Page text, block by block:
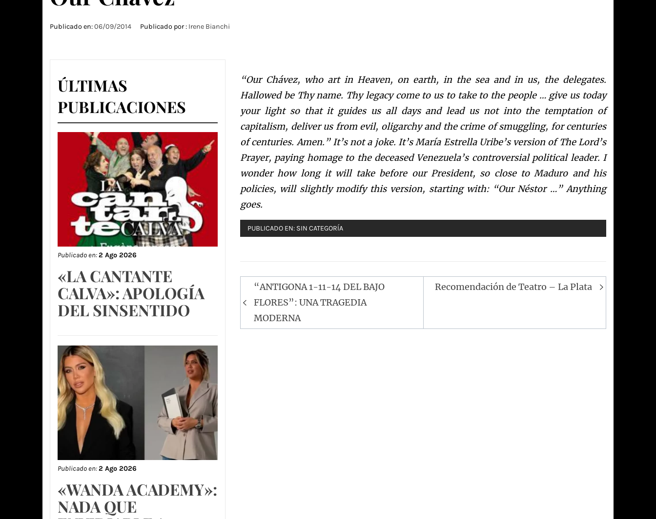
Publicado en:06/09/2014 Publicado por : Irene Bianchi
“Our Chávez, who art in Heaven, on earth, in the sea and in us, the delegates.
Hallowed be Thy name. Thy legacy come to us to take to the people … give us today
your light so that it guides us all days and lead us not into the temptation of
capitalism, deliver us from evil, oligarchy and the crime of smuggling, for centuries
of centuries. Amen.” It’s not a joke. It’s María Estrella Uribe’s version of The Lord’s
Prayer, paying homage to the deceased Venezuela’s controversial political leader. I
wonder how long it will take before our President, so close to Maduro and his
policies, will slightly modify this version, starting with: “Our Néstor …” Anything
goes.
PUBLICADO EN: SIN CATEGORÍA
Navegación
de
entradas
“ANTIGONA 1-11-14 DEL BAJO
FLORES”: UNA TRAGEDIA
MODERNA
Recomendación de Teatro – La Plata
ÚLTIMAS
PUBLICACIONES
Publicado en:2 Ago 2026
«LA CANTANTE
CALVA»: APOLOGÍA
DEL SINSENTIDO
Publicado en:2 Ago 2026
«WANDA ACADEMY»:
NADA QUE